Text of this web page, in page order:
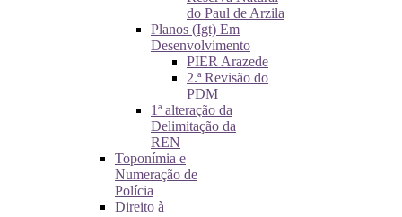
do Paul de Arzila
Planos (Igt) Em
Desenvolvimento
PIER Arazede
2.ª Revisão do
PDM
1ª alteração da
Delimitação da
REN
Toponímia e
Numeração de
Polícia
Direito à